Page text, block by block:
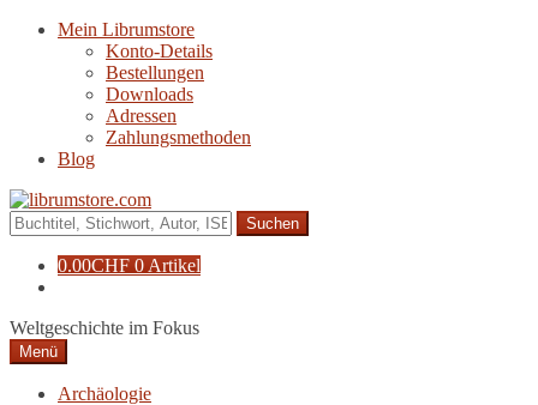
Navigation
Zum
Mein Librumstore
Konto-Details
Bestellungen
Downloads
Adressen
Zahlungsmethoden
Blog
Suche
nach:
0.00CHF 0 Artikel
Weltgeschichte im Fokus
Menü
Archäologie